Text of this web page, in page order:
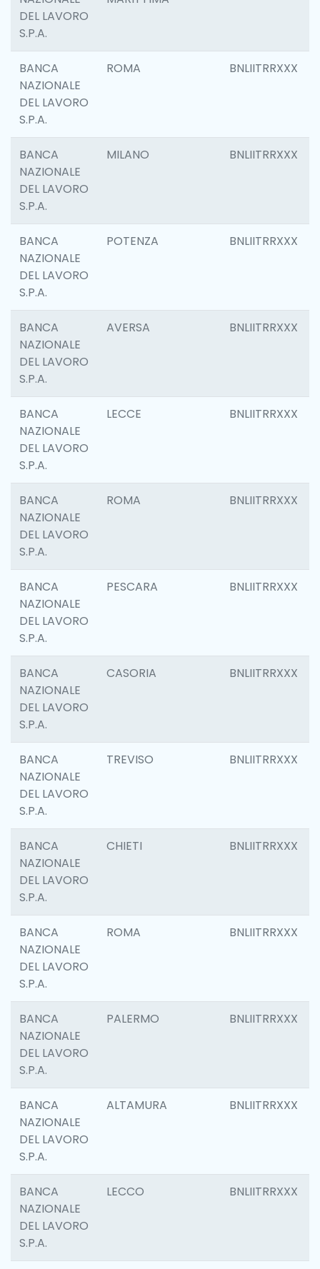
DEL LAVORO
S.P.A.
BANCA
NAZIONALE
DEL LAVORO
S.P.A.
ROMA BNLIITRRXXX
BANCA
NAZIONALE
DEL LAVORO
S.P.A.
MILANO BNLIITRRXXX
BANCA
NAZIONALE
DEL LAVORO
S.P.A.
POTENZA BNLIITRRXXX
BANCA
NAZIONALE
DEL LAVORO
S.P.A.
AVERSA BNLIITRRXXX
BANCA
NAZIONALE
DEL LAVORO
S.P.A.
LECCE BNLIITRRXXX
BANCA
NAZIONALE
DEL LAVORO
S.P.A.
ROMA BNLIITRRXXX
BANCA
NAZIONALE
DEL LAVORO
S.P.A.
PESCARA BNLIITRRXXX
BANCA
NAZIONALE
DEL LAVORO
S.P.A.
CASORIA BNLIITRRXXX
BANCA
NAZIONALE
DEL LAVORO
S.P.A.
TREVISO BNLIITRRXXX
BANCA
NAZIONALE
DEL LAVORO
S.P.A.
CHIETI BNLIITRRXXX
BANCA
NAZIONALE
DEL LAVORO
S.P.A.
ROMA BNLIITRRXXX
BANCA
NAZIONALE
DEL LAVORO
S.P.A.
PALERMO BNLIITRRXXX
BANCA
NAZIONALE
DEL LAVORO
S.P.A.
ALTAMURA BNLIITRRXXX
BANCA
NAZIONALE
DEL LAVORO
S.P.A.
LECCO BNLIITRRXXX